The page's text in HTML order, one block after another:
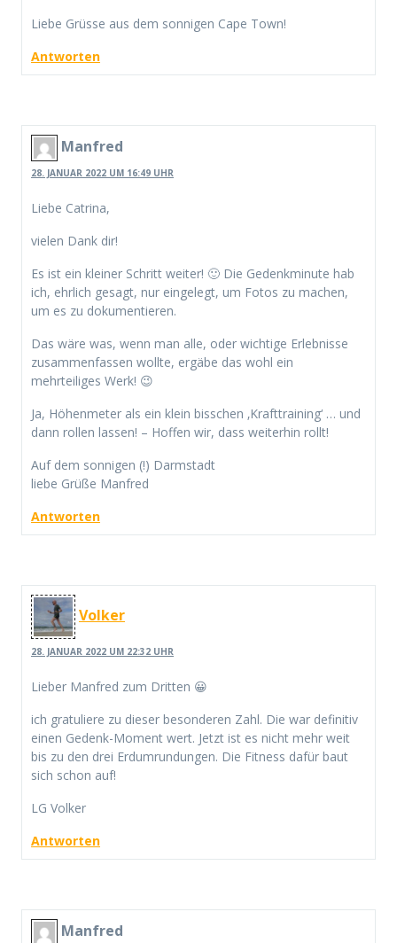
Liebe Grüsse aus dem sonnigen Cape Town!
Antworten
Manfred
28. JANUAR 2022 UM 16:49 UHR
Liebe Catrina,
vielen Dank dir!
Es ist ein kleiner Schritt weiter! 🙂 Die Gedenkminute hab
ich, ehrlich gesagt, nur eingelegt, um Fotos zu machen,
um es zu dokumentieren.
Das wäre was, wenn man alle, oder wichtige Erlebnisse
zusammenfassen wollte, ergäbe das wohl ein
mehrteiliges Werk! 😉
Ja, Höhenmeter als ein klein bisschen ‚Krafttraining‘ … und
dann rollen lassen! – Hoffen wir, dass weiterhin rollt!
Auf dem sonnigen (!) Darmstadt
liebe Grüße Manfred
Antworten
Volker
28. JANUAR 2022 UM 22:32 UHR
Lieber Manfred zum Dritten 😀
ich gratuliere zu dieser besonderen Zahl. Die war definitiv
einen Gedenk-Moment wert. Jetzt ist es nicht mehr weit
bis zu den drei Erdumrundungen. Die Fitness dafür baut
sich schon auf!
LG Volker
Antworten
Manfred